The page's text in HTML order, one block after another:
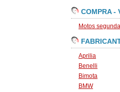
COMPRA -
Motos
Aprilia
Benelli
Bimota
BMW